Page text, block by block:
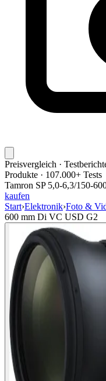
Preisvergleich ·
Produkte · 107.000+ Tests
Tamron SP 5,0-6,3/150-
kaufen
Start›Elektronik›Foto &
600 mm Di VC USD G2